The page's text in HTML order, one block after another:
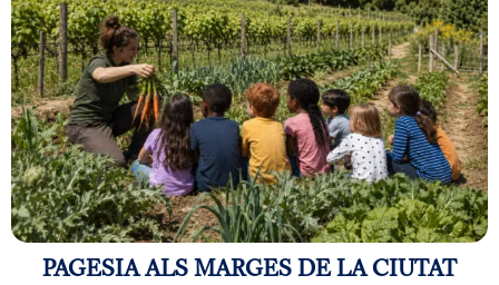
PAGESIA ALS MARGES DE LA CIUTAT